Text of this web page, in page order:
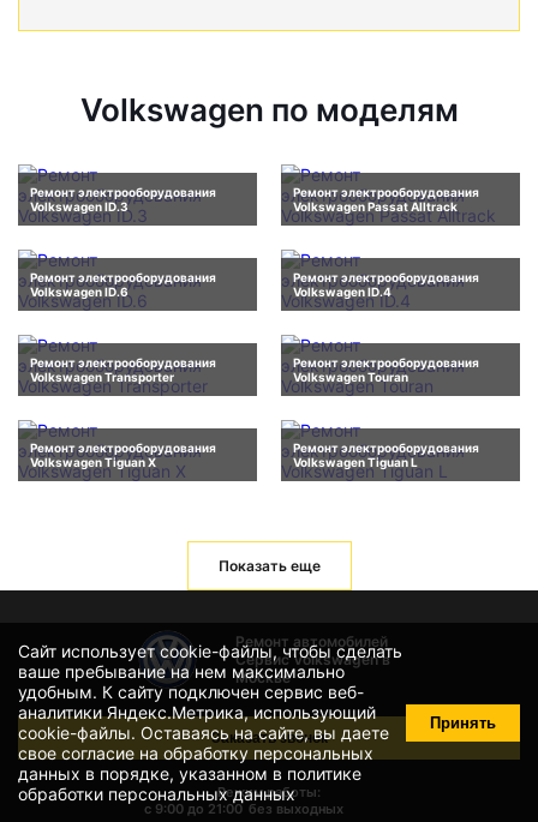
Volkswagen по моделям
Ремонт электрооборудования
Volkswagen ID.3
Ремонт электрооборудования
Volkswagen Passat Alltrack
Ремонт электрооборудования
Volkswagen ID.6
Ремонт электрооборудования
Volkswagen ID.4
Ремонт электрооборудования
Volkswagen Transporter
Ремонт электрооборудования
Volkswagen Touran
Ремонт электрооборудования
Volkswagen Tiguan X
Ремонт электрооборудования
Volkswagen Tiguan L
Показать еще
Сайт использует cookie-файлы, чтобы сделать
ваше пребывание на нем максимально
удобным. К cайту подключен сервис веб-
аналитики Яндекс.Метрика, использующий
cookie-файлы. Оставаясь на сайте, вы даете
свое согласие на обработку персональных
данных в порядке, указанном в политике
обработки персональных данных
Принять
Ремонт автомобилей
Сервис Volkswagen в
Москве
Режим работы:
с 9:00 до 21:00 без выходных
Заказать звонок